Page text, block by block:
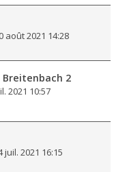
août 2021 14:28
Breitenbach 2
2021 10:57
juil. 2021 16:15